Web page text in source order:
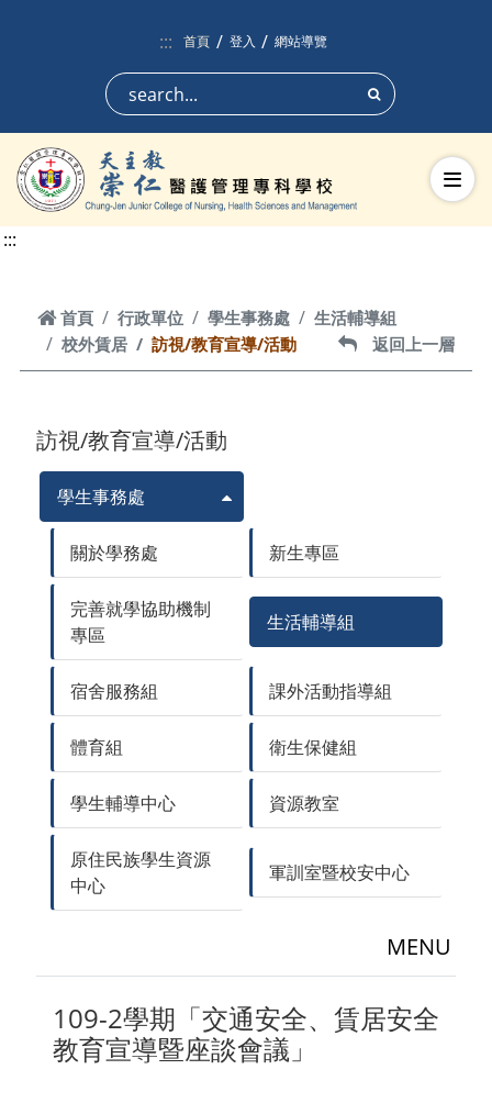
:::
首頁 登入 網站導覽
搜尋
切換
:::
首頁
首頁 行政單位 學生事務處
生活輔導組
校外賃居
訪視/教育宣導/活動 返回上一層
返回上一層
訪視/教育宣導/活動
學生事務處
關於學務處 新生專區
完善就學協助機制
專區
生活輔導組
宿舍服務組 課外活動指導組
體育組 衛生保健組
學生輔導中心 資源教室
原住民族學生資源
中心
軍訓室暨校安中心
MENU
109-2學期「交通安全、賃居安全
教育宣導暨座談會議」